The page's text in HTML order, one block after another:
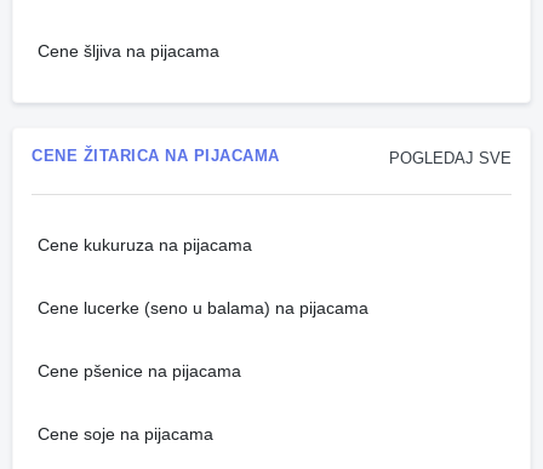
Cene šljiva na pijacama
POGLEDAJ SVE
CENE ŽITARICA NA PIJACAMA
Cene kukuruza na pijacama
Cene lucerke (seno u balama) na pijacama
Cene pšenice na pijacama
Cene soje na pijacama